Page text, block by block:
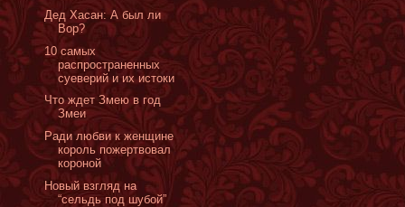
Дед Хасан: А был ли
Вор?
10 самых
распространенных
суеверий и их истоки
Что ждет Змею в год
Змеи
Ради любви к женщине
король пожертвовал
короной
Новый взгляд на
“сельдь под шубой”